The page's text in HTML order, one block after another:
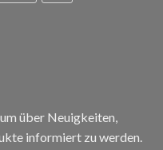
über Neuigkeiten,
informiert zu werden.